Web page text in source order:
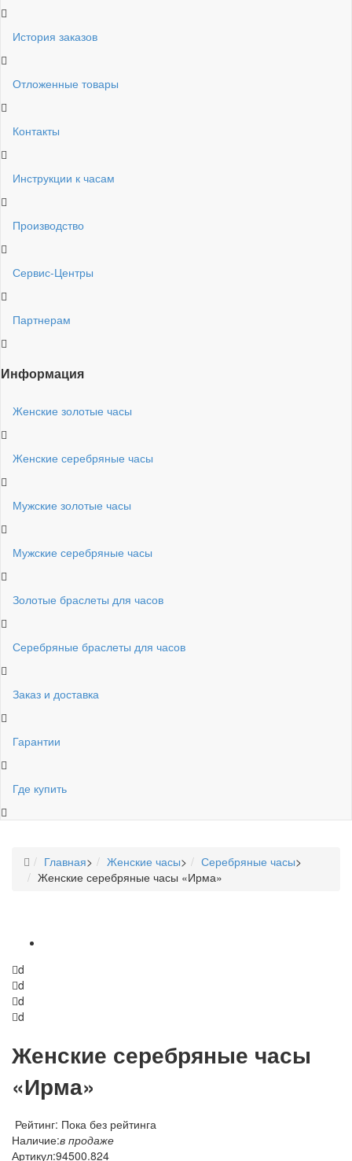
История заказов
Отложенные товары
Контакты
Инструкции к часам
Производство
Сервис-Центры
Партнерам
Информация
Женские золотые часы
Женские серебряные часы
Мужские золотые часы
Мужские серебряные часы
Золотые браслеты для часов
Серебряные браслеты для часов
Заказ и доставка
Гарантии
Где купить
Главная> Женские часы> Серебряные часы>
Женские серебряные часы «Ирма»
d
d
d
d
Женские серебряные часы
«Ирма»
Рейтинг: Пока без рейтинга
Наличие:в продаже
Артикул:94500.824